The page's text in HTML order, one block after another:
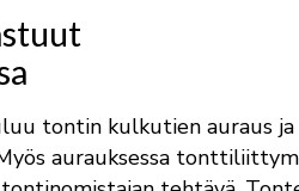
tontin kulkutien auraus ja
aurauksessa